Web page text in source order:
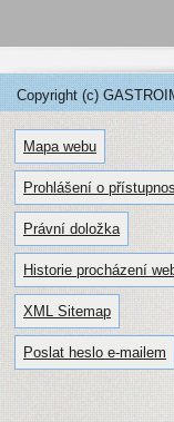
Copyright (c)
Mapa webu
Prohlášení o
Právní doložka
Historie procházení
XML Sitemap
Poslat heslo e-mailem